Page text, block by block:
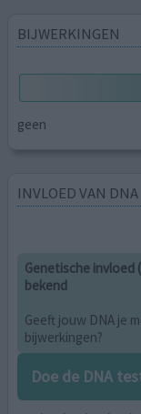
BIJWERKINGEN
geen
INVLOED VAN DNA
Genetische invloed
bekend
Geeft jouw DNA je
bijwerkingen?
Doe de DNA